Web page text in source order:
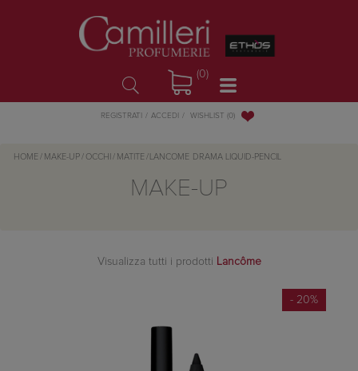
(0)
REGISTRATI ACCEDI WISHLIST (0)
HOME / MAKE-UP / OCCHI / MATITE / LANCOME DRAMA LIQUID-PENCIL
MAKE-UP
Visualizza tutti i prodotti Lancôme
- 20%